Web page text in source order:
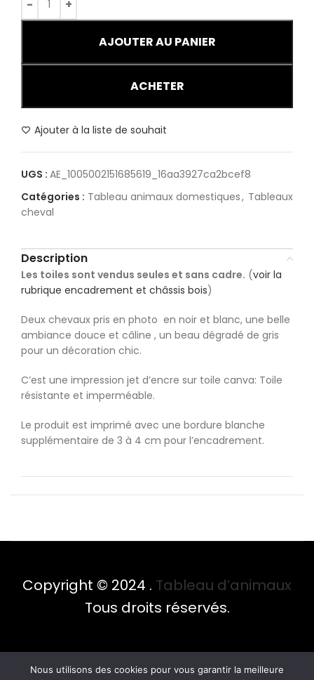
AJOUTER AU PANIER
ACHETER
Ajouter à la liste de souhait
UGS : AE_1005002151685619_16aa3927ca2bcef8
Catégories : Tableau animaux domestiques, Tableaux
cheval
Description
Les toiles sont vendus seules et sans cadre. (voir la
rubrique encadrement et châssis bois)
Deux chevaux pris en photo en noir et blanc, une belle
ambiance douce et câline , un beau dégradé de gris
pour un décoration chic.
C’est une impression jet d’encre sur toile canva: Toile
résistante et imperméable.
Le produit est imprimé avec une bordure blanche
supplémentaire de 3 à 4 cm pour l’encadrement.
Copyright © 2024 . Tableau d’animaux
Tous droits réservés.
Nous utilisons des cookies pour vous garantir la meilleure